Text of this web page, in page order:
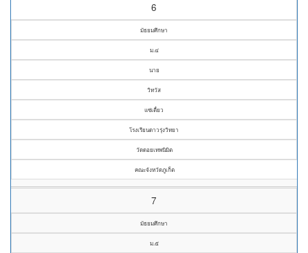
6
มัธยมศึกษา
ม.๔
นาย
วิทวัส
แซ่เตี๋ยว
โรงเรียนดาวรุ่งวิทยา
วัดดอยเทพนิมิต
คณะจังหวัดภูเก็ต
7
มัธยมศึกษา
ม.๕